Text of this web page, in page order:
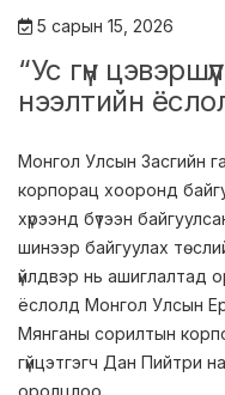
5 сарын 15, 2026
“Ус гүн
нээлтийн
Монгол Улсын Засгийн
корпорац хооронд
хүрээнд бүтээн
шинээр байгуулах
үйлдвэр нь ашиглалтад
ёслолд Монгол Улсын
Мянганы сорилтын
гүйцэтгэгч Дан Пийтри
оролцлоо.